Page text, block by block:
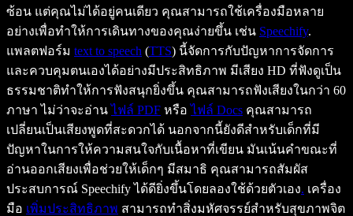
ซ้อน แต่คุณไม่ได้อยู่คนเดียว คุณสามารถใช้เครื่องมือหลาย
อย่างเพื่อทำให้การเดินทางของคุณง่ายขึ้น เช่น Speechify.
แพลตฟอร์ม text to speech (TTS) นี้จัดการกับปัญหาการจัดการ
และควบคุมตนเองได้อย่างมีประสิทธิภาพ มีเสียง HD ที่ฟังดูเป็น
ธรรมชาติทำให้การฟังสนุกยิ่งขึ้น คุณสามารถฟังเสียงในกว่า 60
ภาษา ไม่ว่าจะอ่านไฟล์ PDF หรือไฟล์ Docs คุณสามารถ
เปลี่ยนเป็นเสียงพูดที่สะดวกได้ นอกจากนี้ยังดีสำหรับเด็กที่มี
ปัญหาในการให้ความสนใจกับเนื้อหาที่เขียน มันเน้นคำขณะที่
อ่านออกเสียงเพื่อช่วยให้เด็กๆ มีสมาธิ คุณสามารถสัมผัส
ประสบการณ์ Speechify ได้ดียิ่งขึ้นโดยลองใช้ด้วยตัวเอง. เครื่อง
มือ เพิ่มประสิทธิภาพ สามารถทำสิ่งมหัศจรรย์สำหรับสุขภาพจิต